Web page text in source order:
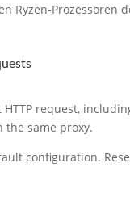
Ryzen-Prozessoren
request,
the same proxy.
configuration.